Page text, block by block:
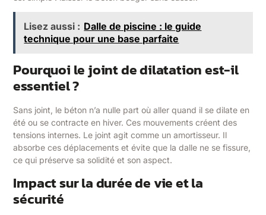
Lisez aussi : Dalle de piscine : le guide
technique pour une base parfaite
Pourquoi le joint de dilatation est-il
essentiel ?
Sans joint, le béton n’a nulle part où aller quand il se dilate en
été ou se contracte en hiver. Ces mouvements créent des
tensions internes. Le joint agit comme un amortisseur. Il
absorbe ces déplacements et évite que la dalle ne se fissure,
ce qui préserve sa solidité et son aspect.
Impact sur la durée de vie et la
sécurité